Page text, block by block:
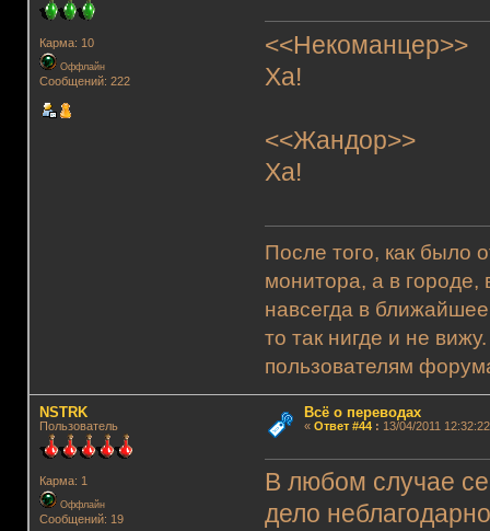
Карма: 10
Оффлайн
Сообщений: 222
<<Некоманцер>>
Ха!
<<Жандор>>
Ха!
После того, как было
монитора, а в
навсегда в
то так нигде и не
пользователям
NSTRK
Пользователь
Карма: 1
Оффлайн
Сообщений: 19
Всё о переводах
« Ответ #44: 13/04/2011
В любом случае
дело